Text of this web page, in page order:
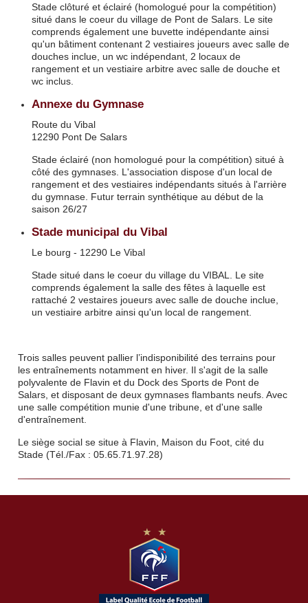
Stade clôturé et éclairé (homologué pour la compétition)
situé dans le coeur du village de Pont de Salars. Le site
comprends également une buvette indépendante ainsi
qu'un bâtiment contenant 2 vestiaires joueurs avec salle de
douches inclue, un wc indépendant, 2 locaux de
rangement et un vestiaire arbitre avec salle de douche et
wc inclus.
Annexe du Gymnase
Route du Vibal
12290 Pont De Salars
Stade éclairé (non homologué pour la compétition) situé à
côté des gymnases. L'association dispose d'un local de
rangement et des vestiaires indépendants situés à l'arrière
du gymnase. Futur terrain synthétique au début de la
saison 26/27
Stade municipal du Vibal
Le bourg - 12290 Le Vibal
Stade situé dans le coeur du village du VIBAL. Le site
comprends également la salle des fêtes à laquelle est
rattaché 2 vestaires joueurs avec salle de douche inclue,
un vestiaire arbitre ainsi qu'un local de rangement.
Trois salles peuvent pallier l’indisponibilité des terrains pour
les entraînements notamment en hiver. Il s'agit de la salle
polyvalente de Flavin et du Dock des Sports de Pont de
Salars, et disposant de deux gymnases flambants neufs. Avec
une salle compétition munie d'une tribune, et d'une salle
d'entraînement.
Le siège social se situe à Flavin, Maison du Foot, cité du
Stade (Tél./Fax : 05.65.71.97.28)